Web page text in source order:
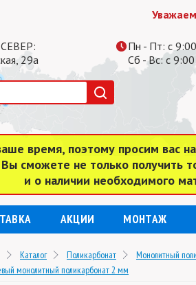
СЕВЕР:
29а
Пн - Пт: с
Сб - Вс: с
время, поэтому просим вас
сможете не только получить
и о наличии необходимого
АКЦИИ МОНТАЖ
Каталог Поликарбонат Монолитный
монолитный поликарбонат 2 мм